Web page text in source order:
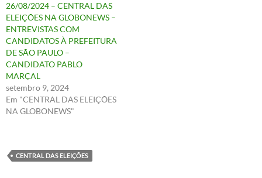
26/08/2024 – CENTRAL DAS
ELEIÇÕES NA GLOBONEWS –
ENTREVISTAS COM
CANDIDATOS À PREFEITURA
DE SÃO PAULO –
CANDIDATO PABLO
MARÇAL
setembro 9, 2024
Em "CENTRAL DAS ELEIÇÕES
NA GLOBONEWS"
CENTRAL DAS ELEIÇÕES